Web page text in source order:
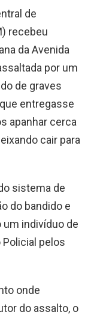
de
recebeu
da Avenida
por um
de graves
entregasse
apanhar cerca
cair para
sistema de
do bandido e
indivíduo de
pelos
onde
do assalto, o